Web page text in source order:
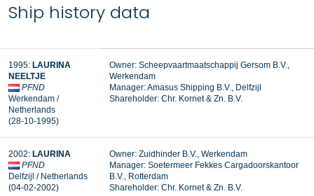
Ship history data
1995: LAURINA
NEELTJE
PFND
Werkendam /
Netherlands
(28-10-1995)
Owner: Scheepvaartmaatschappij Gersom B.V.,
Werkendam
Manager:Amasus Shipping B.V., Delfzijl
Shareholder: Chr. Kornet & Zn. B.V.
2002: LAURINA
PFND
Delfzijl / Netherlands
(04-02-2002)
Owner: Zuidhinder B.V., Werkendam
Manager: Soetermeer Fekkes Cargadoorskantoor
B.V., Rotterdam
Shareholder: Chr. Kornet & Zn. B.V.